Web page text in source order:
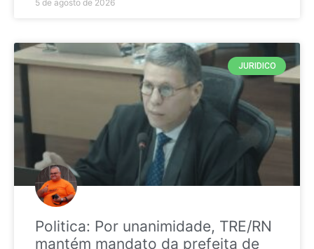
5 de agosto de 2026
JURIDICO
Politica: Por unanimidade, TRE/RN
mantém mandato da prefeita de